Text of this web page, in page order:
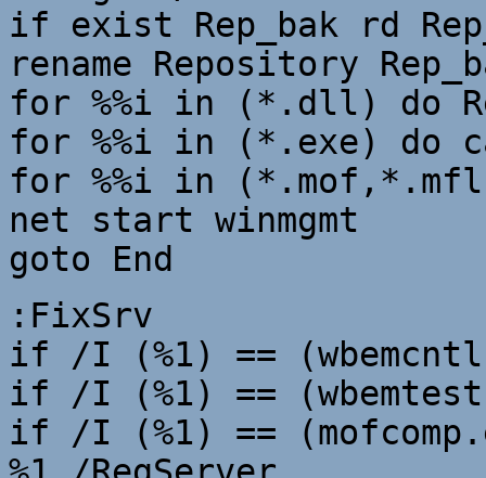
if exist Rep_bak rd
rename Repository
for %%i in (*.dll) do
for %%i in (*.exe) do
for %%i in (*.mof,*.mfl)
net start winmgmt
goto End
:FixSrv
if /I (%1) ==
if /I (%1) ==
if /I (%1) ==